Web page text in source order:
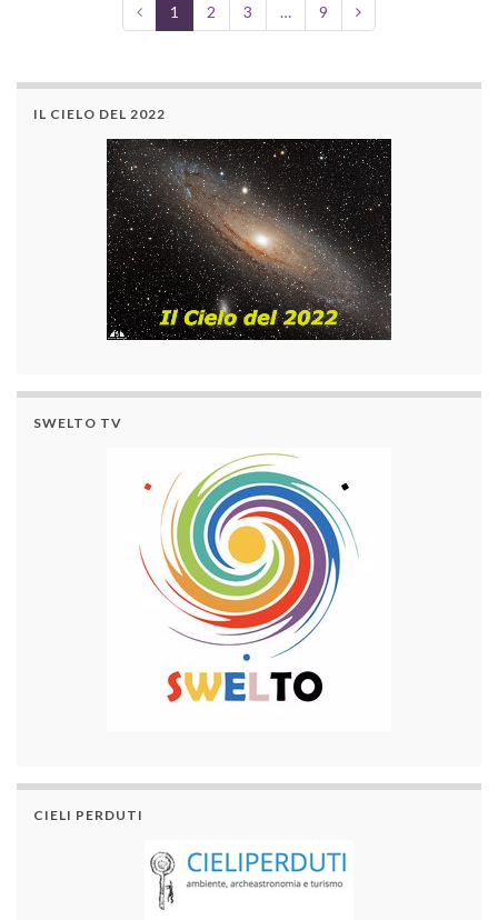
1 2 3 … 9
IL CIELO DEL 2022
SWELTO TV
CIELI PERDUTI